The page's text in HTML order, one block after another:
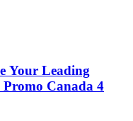
Your Leading
Canada 4